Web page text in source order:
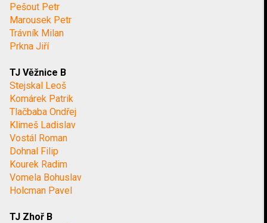
Pešout Petr
Marousek Petr
Trávník Milan
Prkna Jiří
TJ Věžnice B
Stejskal Leoš
Komárek Patrik
Tlačbaba Ondřej
Klimeš Ladislav
Vostál Roman
Dohnal Filip
Kourek Radim
Vomela Bohuslav
Holcman Pavel
TJ Zhoř B